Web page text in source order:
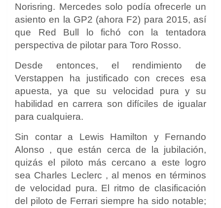
Norisring. Mercedes solo podía ofrecerle un
asiento en la GP2 (ahora F2) para 2015, así
que Red Bull lo fichó con la tentadora
perspectiva de pilotar para Toro Rosso.
Desde entonces, el rendimiento de
Verstappen ha justificado con creces esa
apuesta, ya que su velocidad pura y su
habilidad en carrera son difíciles de igualar
para cualquiera.
Sin contar a Lewis Hamilton y Fernando
Alonso , que están cerca de la jubilación,
quizás el piloto más cercano a este logro
sea Charles Leclerc , al menos en términos
de velocidad pura. El ritmo de clasificación
del piloto de Ferrari siempre ha sido notable;